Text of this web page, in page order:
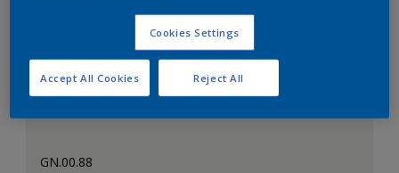
GN.00.88
Cookies Settings
Reject All
Accept All Cookies